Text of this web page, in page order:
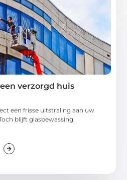
verzorgd huis
een frisse uitstraling aan uw
blijft glasbewassing